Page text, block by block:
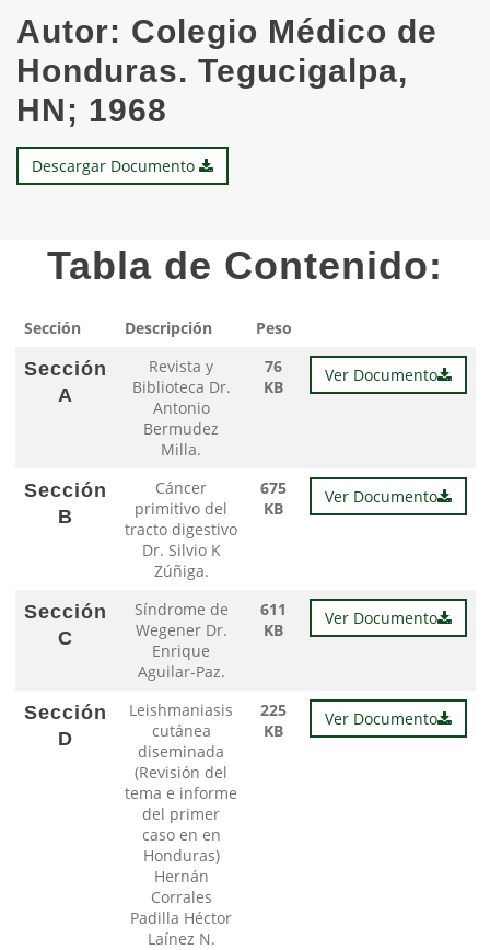
Autor: Colegio Médico de
Honduras. Tegucigalpa,
HN; 1968
Descargar Documento
Tabla de Contenido:
Sección Descripción Peso
Sección
A
Revista y
Biblioteca Dr.
Antonio
Bermudez
Milla.
76
KB
Ver Documento
Sección
B
Cáncer
primitivo del
tracto digestivo
Dr. Silvio K
Zúñiga.
675
KB
Ver Documento
Sección
C
Síndrome de
Wegener Dr.
Enrique
Aguilar-Paz.
611
KB
Ver Documento
Sección
D
Leishmaniasis
cutánea
diseminada
(Revisión del
tema e informe
del primer
caso en en
Honduras)
Hernán
Corrales
Padilla Héctor
Laínez N.
225
KB
Ver Documento